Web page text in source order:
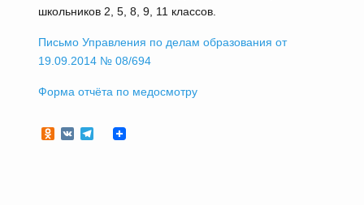
школьников 2, 5, 8, 9, 11 классов.
Письмо Управления по делам образования от
19.09.2014 № 08/694
Форма отчёта по медосмотру
Odnoklassniki
VKTelegram